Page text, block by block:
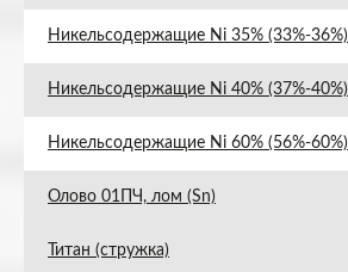
Никельсодержащие Ni 35% (33%-36%)
Никельсодержащие Ni 40% (37%-40%)
Никельсодержащие Ni 60% (56%-60%)
Олово 01ПЧ, лом (Sn)
Титан (стружка)